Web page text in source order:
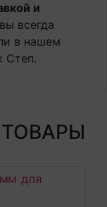
и
всегда
в нашем
Степ.